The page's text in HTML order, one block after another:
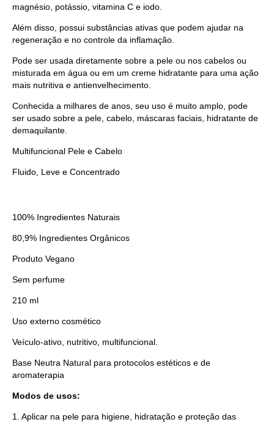
magnésio, potássio, vitamina C e iodo.
Além disso, possui substâncias ativas que podem ajudar na
regeneração e no controle da inflamação.
Pode ser usada diretamente sobre a pele ou nos cabelos ou
misturada em água ou em um creme hidratante para uma ação
mais nutritiva e antienvelhecimento.
Conhecida a milhares de anos, seu uso é muito amplo, pode
ser usado sobre a pele, cabelo, máscaras faciais, hidratante de
demaquilante.
Multifuncional Pele e Cabelo
Fluido, Leve e Concentrado
100% Ingredientes Naturais
80,9% Ingredientes Orgânicos
Produto Vegano
Sem perfume
210 ml
Uso externo cosmético
Veículo-ativo, nutritivo, multifuncional.
Base Neutra Natural para protocolos estéticos e de
aromaterapia
Modos de usos:
1. Aplicar na pele para higiene, hidratação e proteção das